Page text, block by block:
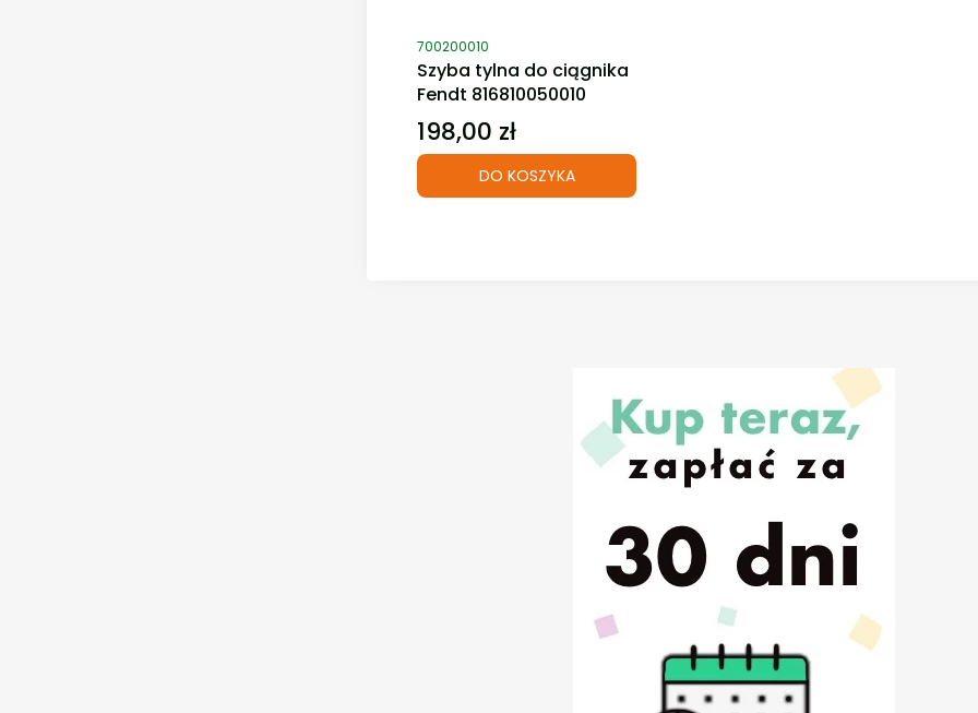
Kod produktu
700200010
Szyba tylna do ciągnika
Fendt 816810050010
Cena
198,00 zł
DO KOSZYKA